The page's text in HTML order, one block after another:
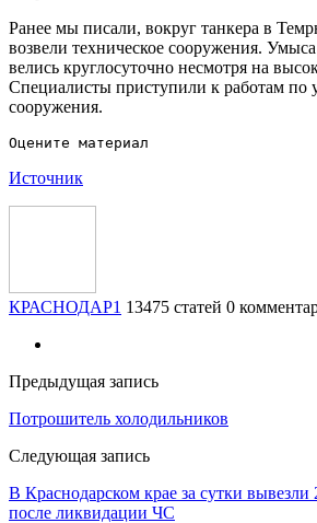
Ранее мы писали, вокруг танкера в
возвели техническое сооружения.
велись круглосуточно несмотря на
Специалисты приступили к работам по
сооружения.
Источник
КРАСНОДАР1 13475 статей 0
Предыдущая запись
Потрошитель холодильников
Следующая запись
В Краснодарском крае за сутки вывезли
после ликвидации ЧС